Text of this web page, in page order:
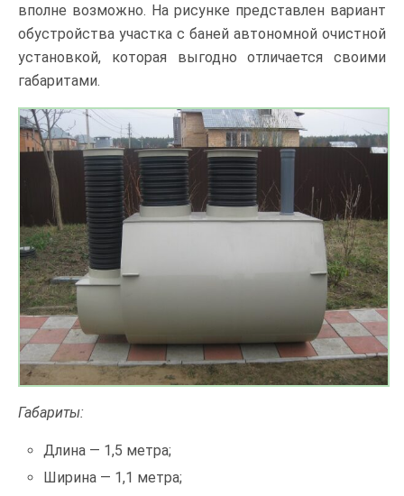
вполне возможно. На рисунке представлен вариант
обустройства участка с баней автономной очистной
установкой, которая выгодно отличается своими
габаритами.
Габариты:
Длина — 1,5 метра;
Ширина — 1,1 метра;